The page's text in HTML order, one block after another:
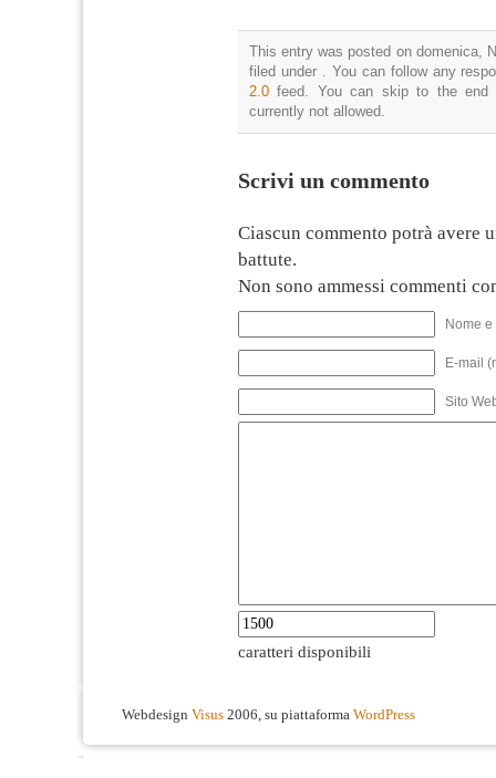
This entry was posted on domenica,
filed under . You can follow any
2.0 feed. You can skip to the end
currently not allowed.
Scrivi un commento
Ciascun commento potrà avere
battute.
Non sono ammessi commenti
Nome
E-mail
Sito
caratteri disponibili
Webdesign Visus 2006, su piattaforma WordPress